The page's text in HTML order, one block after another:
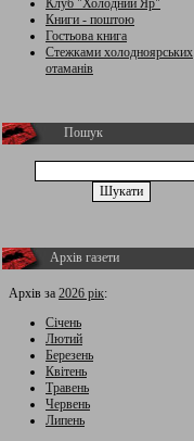
Клуб "Холодний Яр"
Книги - поштою
Гостьова книга
Стежками холодноярських
отаманів
Пошук
Архів газети
Архів за 2026 рік:
Січень
Лютий
Березень
Квітень
Травень
Червень
Липень